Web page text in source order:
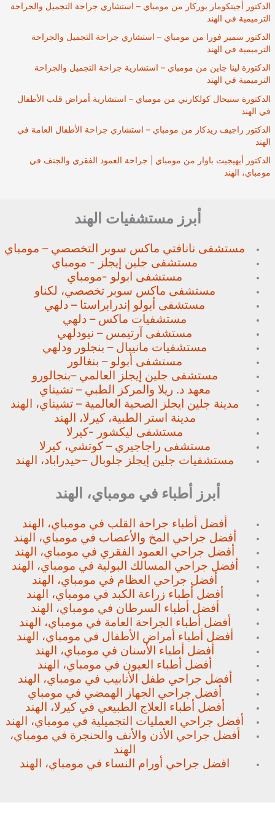
الدكتور أجيتكومار بوركار من مومباي – استشاري جراحة التجميل والجراحة
الترميمية في الهند
الدكتور سمير فورا من مومباي – استشاري جراحة التجميل والجراحة
الترميمية في الهند
الدكتورة لينا جاين من مومباي – استشارية جراحة التجميل والجراحة
الترميمية في الهند
الدكتورة سنيحال كولكارني من مومباي – استشارية أمراض قلب الأطفال
في الهند
الدكتور راجيف ريدكار من مومباي – استشاري جراحة الأطفال العامة في
الهند
الدكتور أبهيجيت باوار من مومباي | جراحة العمود الفقري والجنف في
مومباي، الهند
أبرز مستشفيات الهند
مستشفى نانافتي ماكس سوبر التخصصي – مومباي
مستشفى جلين إيجلز - مومباي
مستشفى ابولو -مومباي
مستشفى ماكس سوبر تخصصي، لكناو
مستشفى أبولو إندرابراستا – دلهي
مستشفيات ماكس – دلهي
مستشفى آرتيمس – نيودلهي
مستشفيات مانيبال – بنجلور ودلهي
مستشفى أبولو – بنغالور
مستشفى جلين إيجلز العالمي –بنجالورو
معهد د. ريلا والمركز الطبي – تشيناي
مدينة جلين ايجلز الصحية العالمية – تشيناي، الهند
مدينة استر الطبية، كيرلا، الهند
مستشفى ليكشور -كيرلا
مستشفى راجاجيري – كوتشي، كيرلا
مستشفيات جلين إيجلز جلوبال –حيدراباد، الهند
أبرز أطباء في مومباي، الهند
أفضل أطباء جراحة القلب في مومباي، الهند
أفضل جراحي المخ والأعصاب في مومباي، الهند
أفضل جراحي العمود الفقري في مومباي، الهند
أفضل جراحي المسالك البولية في مومباي، الهند
أفضل جراحي العظام في مومباي، الهند
أفضل أطباء زراعة الكبد في مومباي، الهند
أفضل أطباء السرطان في مومباي، الهند
أفضل أطباء الجراحة العامة في مومباي، الهند
أفضل أطباء أمراض الأطفال في مومباي، الهند
أفضل أطباء الأسنان في مومباي، الهند
أفضل أطباء العيون في مومباي، الهند
أفضل جراحي طفل الأنابيب في مومباي، الهند
أفضل جراحي الجهاز الهمضي في مومباي
أفضل أطباء العلاج الطبيعي في كيرلا، الهند
أفضل جراحي العمليات التجميلية في مومباي، الهند
أفضل جراحي الأذن والأنف والحنجرة في مومباي،
الهند
افضل جراحي أورام النساء في مومباي، الهند